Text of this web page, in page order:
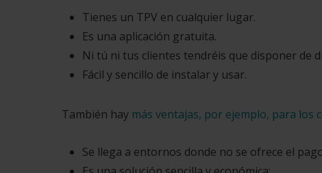
Tienes un TPV en cualquier lugar.
Es una aplicación gratuita.
Ni tú ni tus clientes tendréis que disponer de
Fácil y sencillo de instalar y usar.
También hay más ventajas, por ejemplo, para los
Se llega a entornos donde no se ofrece el